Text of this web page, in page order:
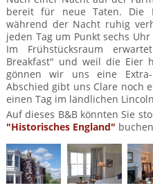
bereit für neue Taten. Die
während der Nacht ruhig
jeden Tag um Punkt sechs
Im Frühstücksraum
Breakfast" und weil die Eier
gönnen wir uns eine Extra-
Abschied gibt uns Clare noch
einen Tag im ländlichen
Auf dieses B&B könnten Sie
"Historisches England"